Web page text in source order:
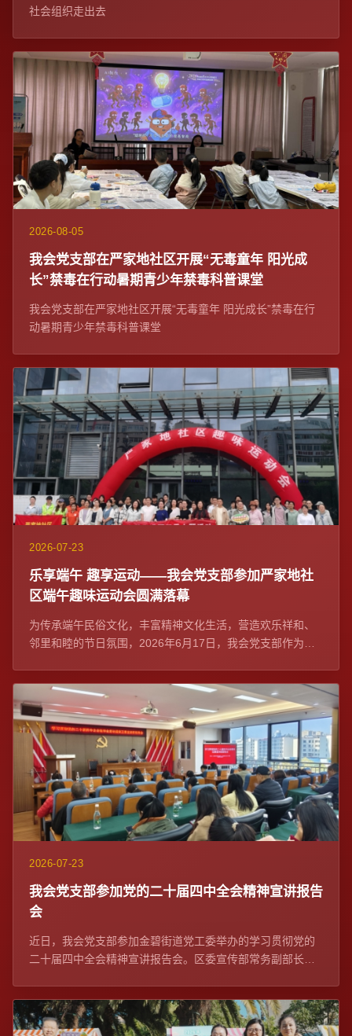
社会组织走出去
2026-08-05
我会党支部在严家地社区开展“无毒童年 阳光成
长”禁毒在行动暑期青少年禁毒科普课堂
我会党支部在严家地社区开展“无毒童年 阳光成长”禁毒在行
动暑期青少年禁毒科普课堂
2026-07-23
乐享端午 趣享运动——我会党支部参加严家地社
区端午趣味运动会圆满落幕
为传承端午民俗文化，丰富精神文化生活，营造欢乐祥和、
邻里和睦的节日氛围，2026年6月17日，我会党支部作为社
2026-07-23
我会党支部参加党的二十届四中全会精神宣讲报告
会
近日，我会党支部参加金碧街道党工委举办的学习贯彻党的
二十届四中全会精神宣讲报告会。区委宣传部常务副部长、